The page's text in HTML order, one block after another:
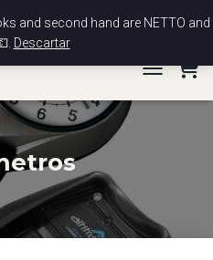
and second hand are NETTO and
Descartar
Mi cuenta Tramitar pedido
TOGGLE